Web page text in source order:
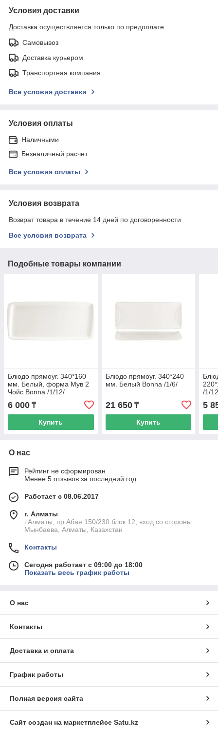
Условия доставки
Доставка осуществляется только по предоплате.
Самовывоз
Доставка курьером
Транспортная компания
Все условия доставки
Условия оплаты
Наличными
Безналичный расчет
Все условия оплаты
Условия возврата
Возврат товара в течение 14 дней по договоренности
Все условия возврата
Подобные товары компании
Блюдо прямоуг. 340*160
мм. Белый, форма Мув 2
Чойс Bonna /1/12/
6 000 ₸
Купить
Блюдо прямоуг. 340*240
мм. Белый Bonna /1/6/
21 650₸
Купить
/1/
5
О нас
Рейтинг не сформирован
Менее 5 отзывов за последний год
Работает с 08.06.2017
г. Алматы
г.Алматы, пр.Абая 150/230 блок 12, вход со стороны
Мынбаева, Алматы, Казахстан
Контакты
Сегодня работает с 09:00 до 18:00
Показать весь график работы
О нас
Контакты
Доставка и оплата
График работы
Полная версия сайта
Сайт создан на маркетплейсе Satu.kz